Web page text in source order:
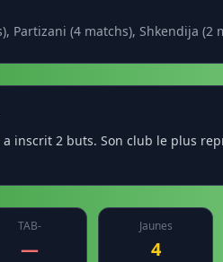
Partizani (4 matchs), Shkendija (2
inscrit 2 buts. Son club le plus
TAB-
—
Jaunes
4